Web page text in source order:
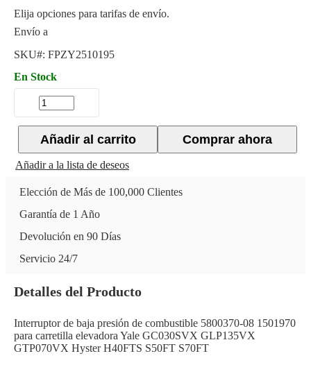
Elija opciones para tarifas de envío.
Envío a
SKU#: FPZY2510195
En Stock
Comprar ahora
Añadir al carrito
Añadir a la lista de deseos
Elección de Más de 100,000 Clientes
Garantía de 1 Año
Devolución en 90 Días
Servicio 24/7
Detalles del Producto
Interruptor de baja presión de combustible 5800370-08 1501970
para carretilla elevadora Yale GC030SVX GLP135VX
GTP070VX Hyster H40FTS S50FT S70FT